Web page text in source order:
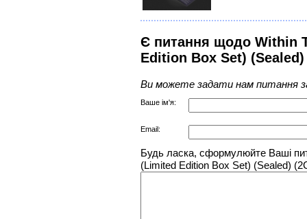
Є питання щодо Within
Edition Box Set) (Sealed)
Ви можете задати нам питання
Ваше ім'я:
Email:
Будь ласка, сформулюйте Ваші
(Limited Edition Box Set) (Sealed)